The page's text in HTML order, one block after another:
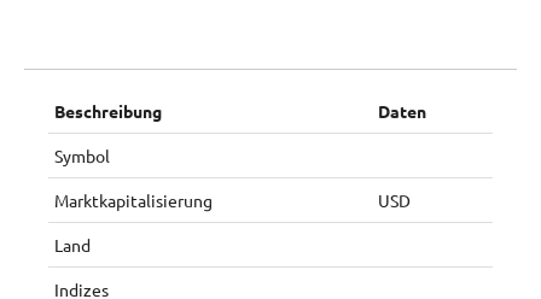
Beschreibung Daten
Symbol
Marktkapitalisierung USD
Land
Indizes